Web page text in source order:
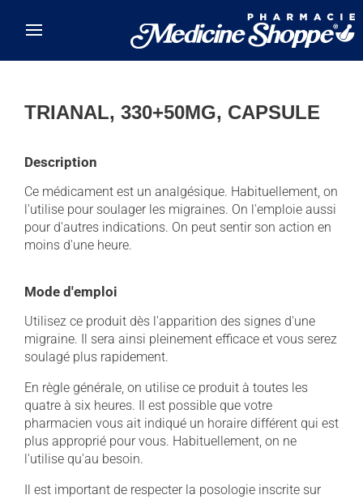
TRIANAL, 330+50MG, CAPSULE
Description
Ce médicament est un analgésique. Habituellement, on
l'utilise pour soulager les migraines. On l'emploie aussi
pour d'autres indications. On peut sentir son action en
moins d'une heure.
Mode d'emploi
Utilisez ce produit dès l'apparition des signes d'une
migraine. Il sera ainsi pleinement efficace et vous serez
soulagé plus rapidement.
En règle générale, on utilise ce produit à toutes les
quatre à six heures. Il est possible que votre
pharmacien vous ait indiqué un horaire différent qui est
plus approprié pour vous. Habituellement, on ne
l'utilise qu'au besoin.
Il est important de respecter la posologie inscrite sur